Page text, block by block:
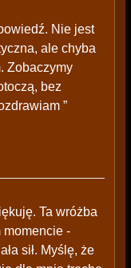
Nie jest
ale chyba
Zobaczymy
bez
”
Ta wróżba
momencie -
sił. Myślę, że